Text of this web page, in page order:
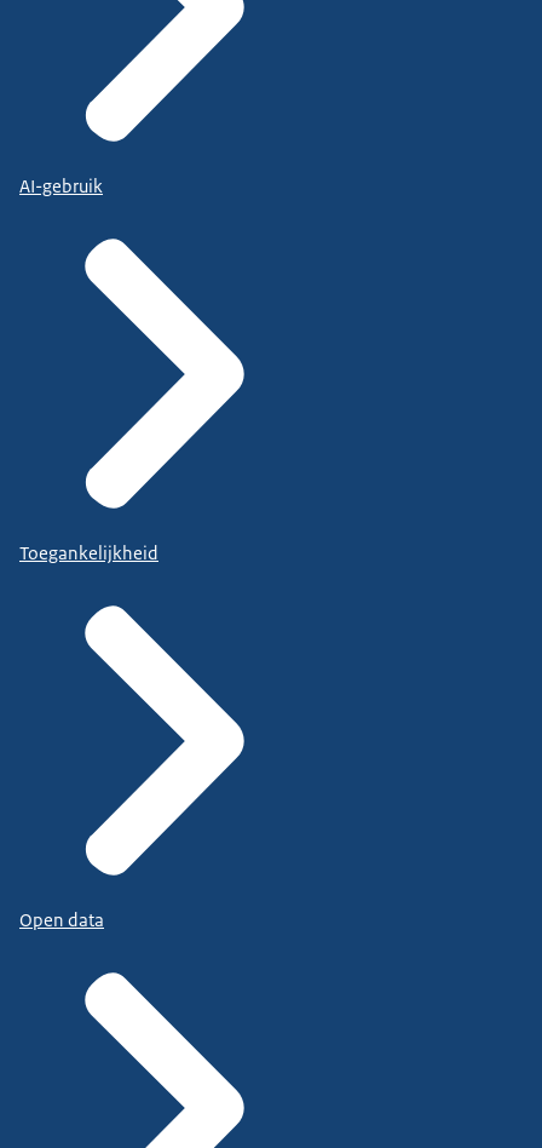
AI-gebruik
Toegankelijkheid
Open data